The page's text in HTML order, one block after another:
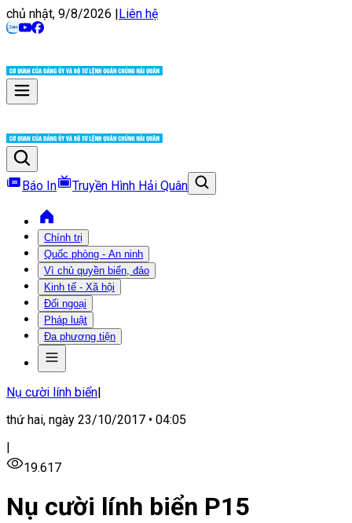
chủ nhật, 9/8/2026 |Liên hệ
Báo In Truyền Hình Hải Quân
Chính trị
Quốc phòng - An ninh
Vì chủ quyền biển, đảo
Kinh tế - Xã hội
Đối ngoại
Pháp luật
Đa phương tiện
Nụ cười lính biển|
thứ hai, ngày 23/10/2017 • 04:05
|
19.617
Nụ cười lính biển P15